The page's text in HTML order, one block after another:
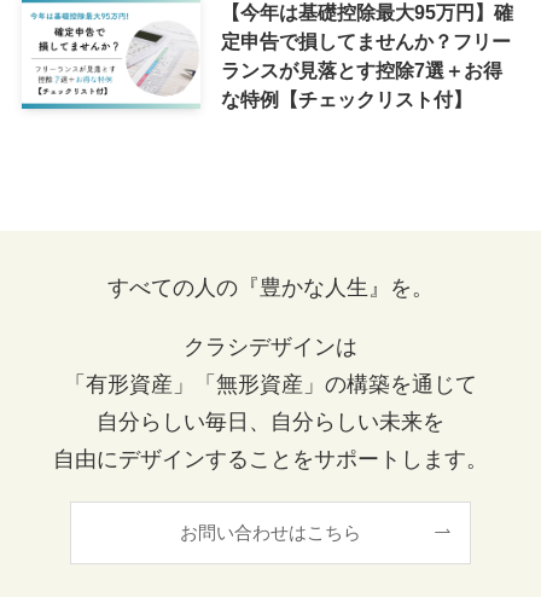
【今年は基礎控除最大95万円】確
定申告で損してませんか？フリー
ランスが見落とす控除7選＋お得
な特例【チェックリスト付】
すべての人の『豊かな人生』を。
クラシデザインは
「有形資産」「無形資産」の構築を通じて
自分らしい毎日、自分らしい未来を
自由にデザインすることをサポートします。
お問い合わせはこちら